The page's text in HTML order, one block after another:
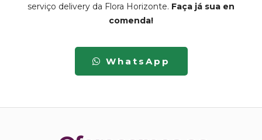
serviço delivery da Flora Horizonte. Faça já sua en
comenda!
WhatsApp